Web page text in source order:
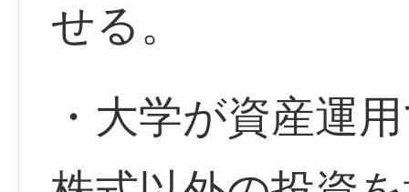
せる。
・大学が資産運